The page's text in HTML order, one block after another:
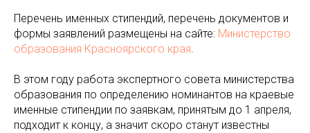
Перечень именных стипендий, перечень документов и
формы заявлений размещены на сайте: Министерство
образования Красноярского края.
В этом году работа экспертного совета министерства
образования по определению номинантов на краевые
именные стипендии по заявкам, принятым до 1 апреля,
подходит к концу, а значит скоро станут известны